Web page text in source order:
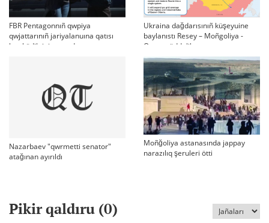
FBR Pentagonnıñ qwpiya
qwjattarınıñ jariyalanuına qatısı
bar küdiktini qamadı
Ukraina dağdarısınıñ küşeyuine
baylanıstı Resey – Moñgoliya -
Qıtay müddelik qatınastarı
Nazarbaev "qwrmetti senator"
atağınan ayırıldı
Moñğoliya astanasında jappay
narazılıq şeruleri ötti
Pikir qaldıru (0)